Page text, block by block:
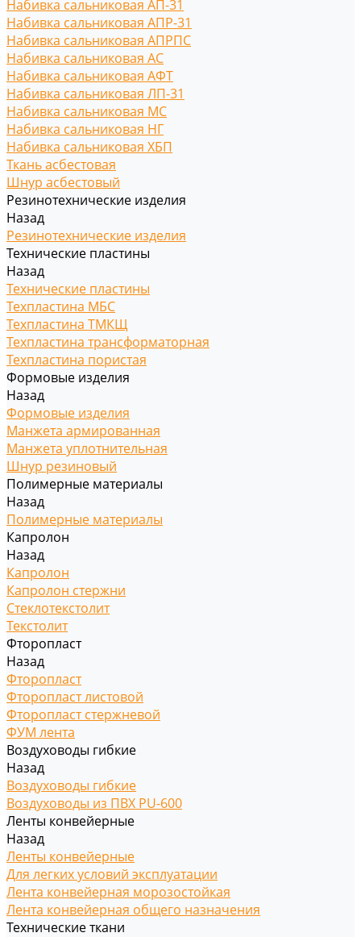
Набивка сальниковая АП-31
Набивка сальниковая АПР-31
Набивка сальниковая АПРПС
Набивка сальниковая АС
Набивка сальниковая АФТ
Набивка сальниковая ЛП-31
Набивка сальниковая МС
Набивка сальниковая НГ
Набивка сальниковая ХБП
Ткань асбестовая
Шнур асбестовый
Резинотехнические изделия
Назад
Резинотехнические изделия
Технические пластины
Назад
Технические пластины
Техпластина МБС
Техпластина ТМКЩ
Техпластина трансформаторная
Техпластина пористая
Формовые изделия
Назад
Формовые изделия
Манжета армированная
Манжета уплотнительная
Шнур резиновый
Полимерные материалы
Назад
Полимерные материалы
Капролон
Назад
Капролон
Капролон стержни
Стеклотекстолит
Текстолит
Фторопласт
Назад
Фторопласт
Фторопласт листовой
Фторопласт стержневой
ФУМ лента
Воздуховоды гибкие
Назад
Воздуховоды гибкие
Воздуховоды из ПВХ PU-600
Ленты конвейерные
Назад
Ленты конвейерные
Для легких условий эксплуатации
Лента конвейерная морозостойкая
Лента конвейерная общего назначения
Технические ткани